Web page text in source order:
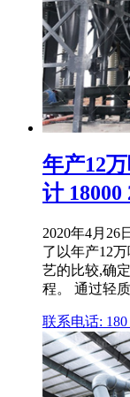
年产12
计 18000
2020年4月26
了以年产12
艺的比较,确
程。 通过轻
联系电话: 180